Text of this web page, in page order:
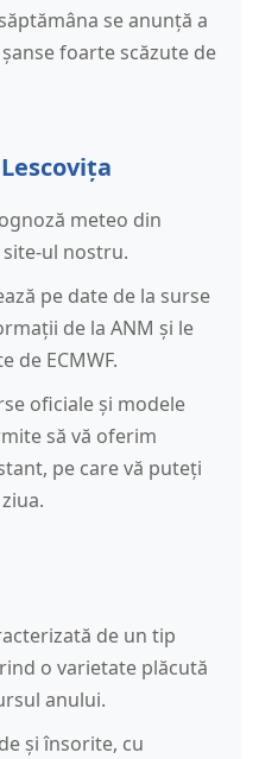
se anunță a
foarte scăzute de
meteo din
ul nostru.
pe date de la surse
de la ANM și le
de ECMWF.
oficiale și modele
să vă oferim
pe care vă puteți
de un tip
o varietate plăcută
anului.
și însorite, cu